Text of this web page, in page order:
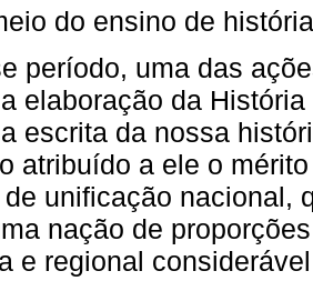
do ensino de
período, uma das
elaboração da
escrita da nossa
atribuído a ele o
unificação nacional,
nação de
e regional